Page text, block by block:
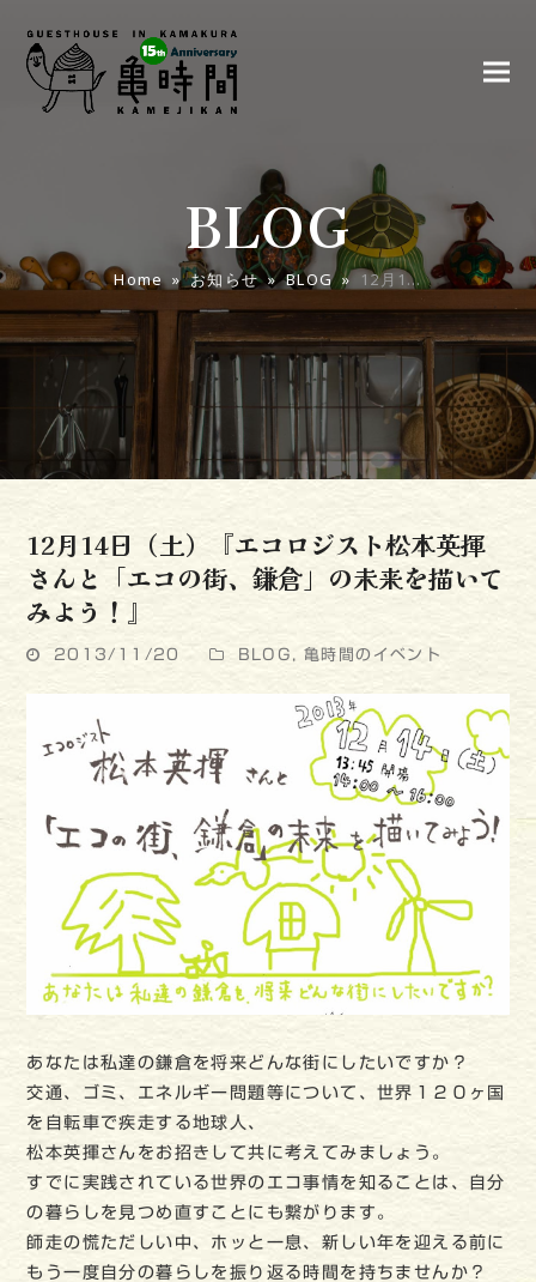
BLOG
Home »お知らせ»BLOG » 12月1…
12月14日（土）『エコロジスト松本英揮
さんと「エコの街、鎌倉」の未来を描いて
みよう！』
2013/11/20 BLOG ,亀時間のイベント
あなたは私達の鎌倉を将来どんな街にしたいですか？
交通、ゴミ、エネルギー問題等について、世界１２０ヶ国
を自転車で疾走する地球人、
松本英揮さんをお招きして共に考えてみましょう。
すでに実践されている世界のエコ事情を知ることは、自分
の暮らしを見つめ直すことにも繋がります。
師走の慌ただしい中、ホッと一息、新しい年を迎える前に
もう一度自分の暮らしを振り返る時間を持ちませんか？